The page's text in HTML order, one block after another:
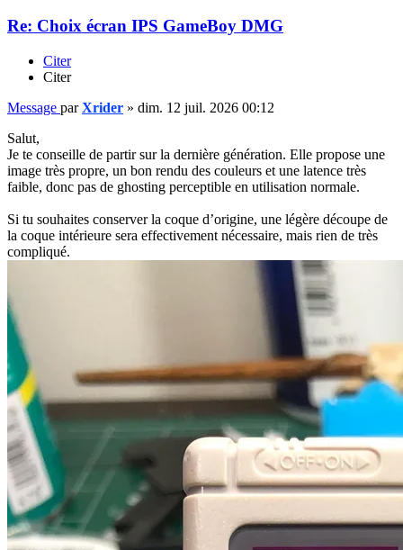
Re: Choix écran IPS GameBoy DMG
Citer
Citer
Message parXrider » dim. 12 juil. 2026 00:12
Salut,
Je te conseille de partir sur la dernière génération. Elle propose une
image très propre, un bon rendu des couleurs et une latence très
faible, donc pas de ghosting perceptible en utilisation normale.
Si tu souhaites conserver la coque d’origine, une légère découpe de
la coque intérieure sera effectivement nécessaire, mais rien de très
compliqué.